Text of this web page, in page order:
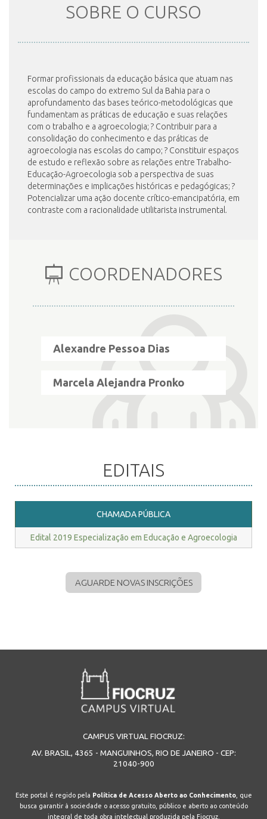
DOCENTES
CONTATO
SOBRE O CURSO
Formar profissionais da educação básica que atuam nas
escolas do campo do extremo Sul da Bahia para o
aprofundamento das bases teórico-metodológicas que
fundamentam as práticas de educação e suas relações
com o trabalho e a agroecologia; ? Contribuir para a
consolidação do conhecimento e das práticas de
agroecologia nas escolas do campo; ? Constituir espaços
de estudo e reflexão sobre as relações entre Trabalho-
Educação-Agroecologia sob a perspectiva de suas
determinações e implicações históricas e pedagógicas; ?
Potencializar uma ação docente crítico-emancipatória, em
contraste com a racionalidade utilitarista instrumental.
COORDENADORES
Alexandre Pessoa Dias
Marcela Alejandra Pronko
EDITAIS
CHAMADA PÚBLICA
Edital 2019 Especialização em Educação e Agroecologia
AGUARDE NOVAS INSCRIÇÕES
CAMPUS VIRTUAL FIOCRUZ:
AV. BRASIL, 4365 - MANGUINHOS, RIO DE JANEIRO - CEP:
21040-900
Este portal é regido pela Política de Acesso Aberto ao Conhecimento, que
busca garantir à sociedade o acesso gratuito, público e aberto ao conteúdo
integral de toda obra intelectual produzida pela Fiocruz.